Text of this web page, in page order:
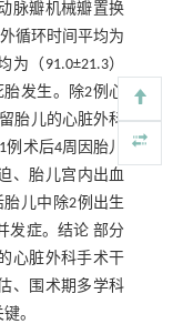
脉瓣机械瓣置换
循环时间平均为
为（91.0±21.3）
发生。除2例心
胎儿的心脏外科
术后4周因胎儿
、胎儿宫内出血
儿中除2例出生
发症。结论 部分
心脏外科手术干
、围术期多学科
。